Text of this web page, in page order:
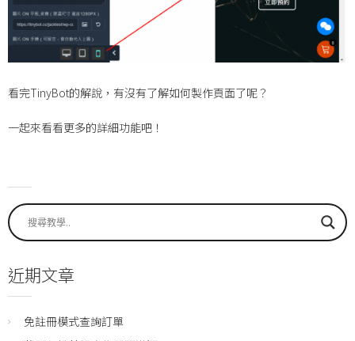
看完TinyBot的解說，有沒有了解如何製作頁面了呢？
一起來看看更多的詳細功能吧！
近期文章
免註冊模式查詢訂單